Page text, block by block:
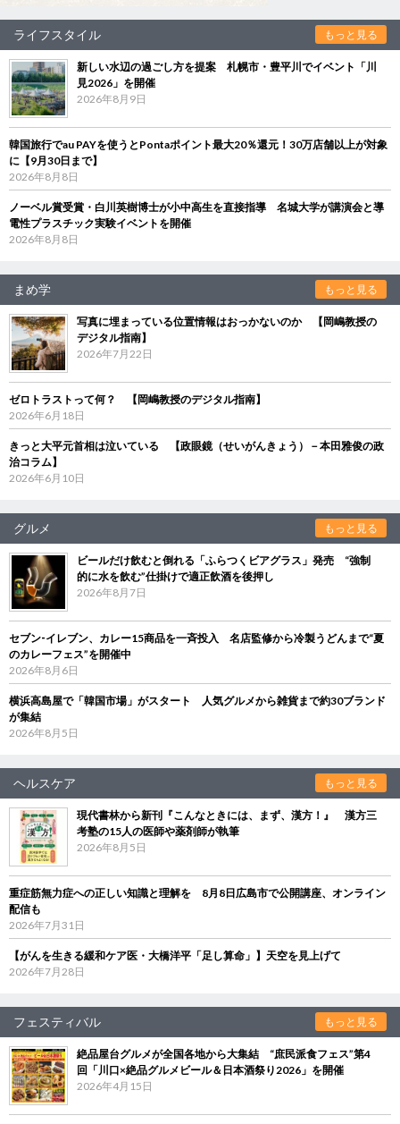
ライフスタイル もっと見る
新しい水辺の過ごし方を提案 札幌市・豊平川でイベント「川
見2026」を開催
2026年8月9日
韓国旅行でau PAYを使うとPontaポイント最大20％還元！30万店舗以上が対象
に【9月30日まで】
2026年8月8日
ノーベル賞受賞・白川英樹博士が小中高生を直接指導 名城大学が講演会と導
電性プラスチック実験イベントを開催
2026年8月8日
まめ学 もっと見る
写真に埋まっている位置情報はおっかないのか 【岡嶋教授の
デジタル指南】
2026年7月22日
ゼロトラストって何？ 【岡嶋教授のデジタル指南】
2026年6月18日
きっと大平元首相は泣いている 【政眼鏡（せいがんきょう）－本田雅俊の政
治コラム】
2026年6月10日
グルメ もっと見る
ビールだけ飲むと倒れる「ふらつくビアグラス」発売 “強制
的に水を飲む”仕掛けで適正飲酒を後押し
2026年8月7日
セブン‐イレブン、カレー15商品を一斉投入 名店監修から冷製うどんまで“夏
のカレーフェス”を開催中
2026年8月6日
横浜高島屋で「韓国市場」がスタート 人気グルメから雑貨まで約30ブランド
が集結
2026年8月5日
ヘルスケア もっと見る
現代書林から新刊『こんなときには、まず、漢方！』 漢方三
考塾の15人の医師や薬剤師が執筆
2026年8月5日
重症筋無力症への正しい知識と理解を 8月8日広島市で公開講座、オンライン
配信も
2026年7月31日
【がんを生きる緩和ケア医・大橋洋平「足し算命」】天空を見上げて
2026年7月28日
フェスティバル もっと見る
絶品屋台グルメが全国各地から大集結 “庶民派食フェス”第4
回「川口×絶品グルメビール＆日本酒祭り2026」を開催
2026年4月15日